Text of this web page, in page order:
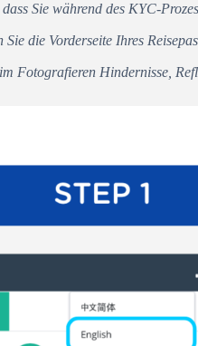
dass Sie während des KYC-
die Vorderseite Ihres
Fotografieren Hindernisse,